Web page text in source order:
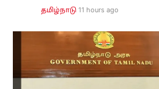
தமிழ்நாடு 11 hours ago